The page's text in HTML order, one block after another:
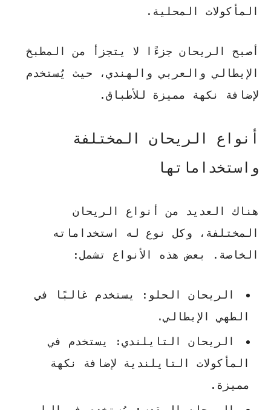
المأكولات المحلية.
أصبح الريحان جزءًا لا يتجزأ من المطبخ
الإيطالي والعربي والهندي، حيث يُستخدم
لإضافة نكهة مميزة للأطباق.
أنواع الريحان المختلفة
واستخداماتها
هناك العديد من أنواع الريحان
المختلفة، وكل نوع له استخداماته
الخاصة. بعض هذه الأنواع تشمل:
الريحان الحلو : يستخدم غالبًا في
الطهي الإيطالي.
الريحان التايلندي: يستخدم في
المأكولات التايلندية لإضافة نكهة
مميزة.